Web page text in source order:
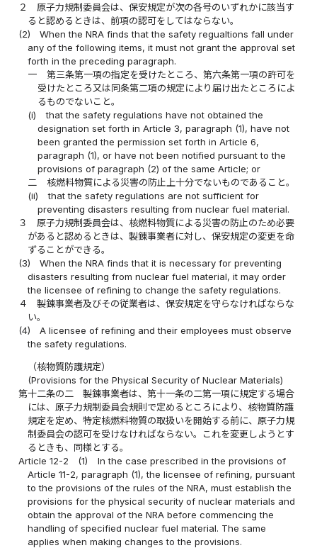
２
原子力規制委員会は、保安規定が次の各号のいずれかに該当す
ると認めるときは、前項の認可をしてはならない。
(2)
When the NRA finds that the safety regualtions fall under
any of the following items, it must not grant the approval set
forth in the preceding paragraph.
一
第三条第一項の指定を受けたところ、第六条第一項の許可を
受けたところ又は同条第二項の規定により届け出たところによ
るものでないこと。
(i)
that the safety regulations have not obtained the
designation set forth in Article 3, paragraph (1), have not
been granted the permission set forth in Article 6,
paragraph (1), or have not been notified pursuant to the
provisions of paragraph (2) of the same Article; or
二
核燃料物質による災害の防止上十分でないものであること。
(ii)
that the safety regulations are not sufficient for
preventing disasters resulting from nuclear fuel material.
３
原子力規制委員会は、核燃料物質による災害の防止のため必要
があると認めるときは、製錬事業者に対し、保安規定の変更を命
ずることができる。
(3)
When the NRA finds that it is necessary for preventing
disasters resulting from nuclear fuel material, it may order
the licensee of refining to change the safety regulations.
４
製錬事業者及びその従業者は、保安規定を守らなければならな
い。
(4)
A licensee of refining and their employees must observe
the safety regulations.
（核物質防護規定）
(Provisions for the Physical Security of Nuclear Materials)
第十二条の二
製錬事業者は、第十一条の二第一項に規定する場合
には、原子力規制委員会規則で定めるところにより、核物質防護
規定を定め、特定核燃料物質の取扱いを開始する前に、原子力規
制委員会の認可を受けなければならない。これを変更しようとす
るときも、同様とする。
Article 12-2
(1)
In the case prescribed in the provisions of
Article 11-2, paragraph (1), the licensee of refining, pursuant
to the provisions of the rules of the NRA, must establish the
provisions for the physical security of nuclear materials and
obtain the approval of the NRA before commencing the
handling of specified nuclear fuel material. The same
applies when making changes to the provisions.